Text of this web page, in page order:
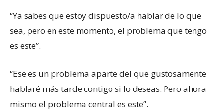
“Ya sabes que estoy dispuesto/a hablar de lo que
sea, pero en este momento, el problema que tengo
es este”.
“Ese es un problema aparte del que gustosamente
hablaré más tarde contigo si lo deseas. Pero ahora
mismo el problema central es este”.